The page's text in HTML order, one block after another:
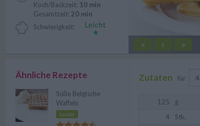
« || »
Koch/Backzeit: 10 min
Gesamtzeit: 20 min
Schwierigkeit:
Zutaten für
125 g
4
Stk.
Ähnliche Rezepte
Süße Belgische
Waffeln
Leicht